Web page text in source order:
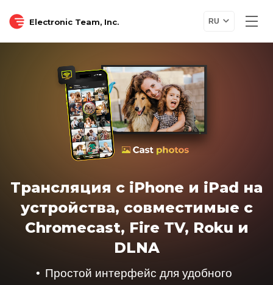
Electronic Team, Inc. RU
Трансляция с iPhone и iPad на
устройства, совместимые с
Chromecast, Fire TV, Roku и
DLNA
Простой интерфейс для удобного